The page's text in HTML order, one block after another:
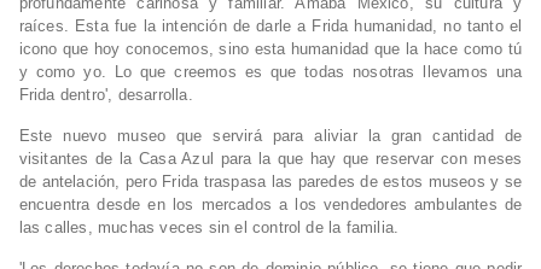
raíces. Esta fue la intención de darle a Frida humanidad, no tanto el
icono que hoy conocemos, sino esta humanidad que la hace como tú
y como yo. Lo que creemos es que todas nosotras llevamos una
Frida dentro', desarrolla.
Este nuevo museo que servirá para aliviar la gran cantidad de
visitantes de la Casa Azul para la que hay que reservar con meses
de antelación, pero Frida traspasa las paredes de estos museos y se
encuentra desde en los mercados a los vendedores ambulantes de
las calles, muchas veces sin el control de la familia.